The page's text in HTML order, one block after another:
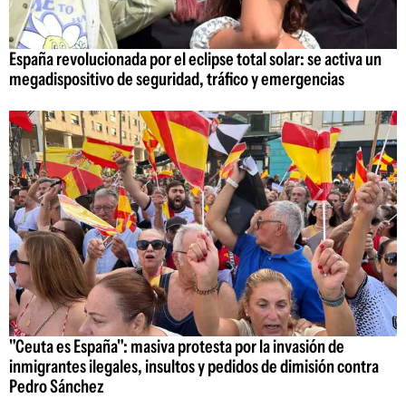
España revolucionada por el eclipse total solar: se activa un
megadispositivo de seguridad, tráfico y emergencias
"Ceuta es España": masiva protesta por la invasión de
inmigrantes ilegales, insultos y pedidos de dimisión contra
Pedro Sánchez